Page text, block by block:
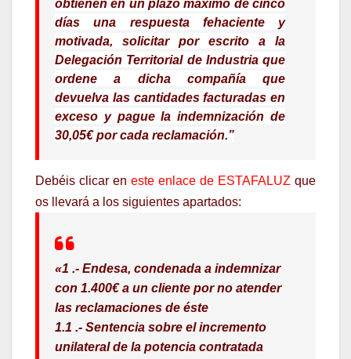
obtienen en un plazo máximo de cinco
días una respuesta fehaciente y
motivada, solicitar por escrito a la
Delegación Territorial de Industria que
ordene a dicha compañía que
devuelva las cantidades facturadas en
exceso y pague la indemnización de
30,05€ por cada reclamación.”
Debéis clicar en este enlace de ESTAFALUZ que
os llevará a los siguientes apartados:
«1 .- Endesa, condenada a indemnizar
con 1.400€ a un cliente por no atender
las reclamaciones de éste
1.1 .- Sentencia sobre el incremento
unilateral de la potencia contratada